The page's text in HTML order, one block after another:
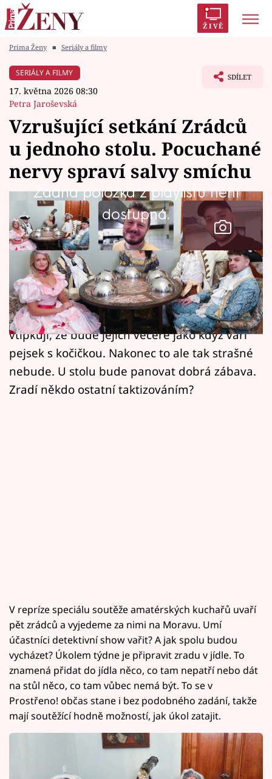
ŽIVĚ
Módní alarm
Témata
Celebrity
Vztahy
Seriály
Horoskopy
Sledujte prima+
Filmový festival Karlovy Vary
Pořady
Mámy sobě
Prima Ženy ■ Seriály a filmy
SERIÁLY A FILMY
17. května 2026 08:30
Petra Jaroševská
SDÍLET
Vzrušující setkání Zrádců
u jednoho stolu. Pocuchané
nervy spraví salvy smíchu
Žádná položka z playlistu není
dostupná.
Repríza speciálního souboje o nejlepšího
amatérského kuchaře patří tento týden
Zrádcům. Účastníci detektivní hry nejprve
vtipkují, že bude jejich večeře jako když vaří
pejsek s kočičkou. Nakonec to ale tak strašné
nebude. U stolu bude panovat dobrá zábava.
Zradí někdo ostatní taktizováním?
V repríze speciálu soutěže amatérských kuchařů uvaří
pět zrádců a vyjedeme za nimi na Moravu. Umí
účastníci detektivní show vařit? A jak spolu budou
vycházet? Úkolem týdne je připravit zradu v jídle. To
znamená přidat do jídla něco, co tam nepatří nebo dát
na stůl něco, co tam vůbec nemá být. To se v
Prostřeno! občas stane i bez podobného zadání, takže
mají soutěžící hodně možností, jak úkol zatajit.